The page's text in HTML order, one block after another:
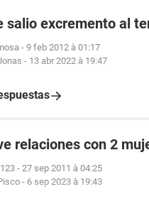
salio excremento al
- 9 feb 2012 à 01:17
- 13 abr 2022 à 19:47
relaciones con 2
- 27 sep 2011 à 04:25
- 6 sep 2023 à 19:43